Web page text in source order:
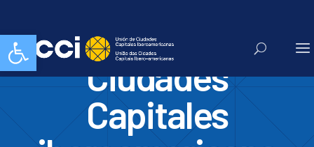
Abrir barra de herramientas
UCCI Unión de
Ciudades
Capitales